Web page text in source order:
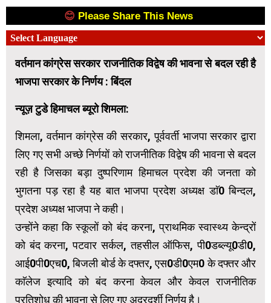
😊 Please Share This News
वर्तमान कांग्रेस सरकार राजनीतिक विद्वेष की भावना से बदल रही है
भाजपा सरकार के निर्णय : बिंदल
न्यूज़ टुडे हिमाचल ब्यूरो शिमला:
शिमला, वर्तमान कांग्रेस की सरकार, पूर्ववर्ती भाजपा सरकार द्वारा
लिए गए सभी अच्छे निर्णयों को राजनीतिक विद्वेष की भावना से बदल
रही है जिसका बड़ा दुष्परिणाम हिमाचल प्रदेश की जनता को
भुगतना पड़ रहा है यह बात भाजपा प्रदेश अध्यक्ष डाॅ0 बिन्दल,
प्रदेश अध्यक्ष भाजपा ने कही।
उन्होंने कहा कि स्कूलों को बंद करना, प्राथमिक स्वास्थ्य केन्द्रों
को बंद करना, पटवार सर्कल, तहसील ऑफिस, पी0डब्ल्यू0डी0,
आई0पी0एच0, बिजली बोर्ड के दफ्तर, एस0डी0एम0 के दफ्तर और
काॅलेज इत्यादि को बंद करना केवल और केवल राजनीतिक
प्रतिशोध की भावना से लिए गए अदूरदर्शी निर्णय है।